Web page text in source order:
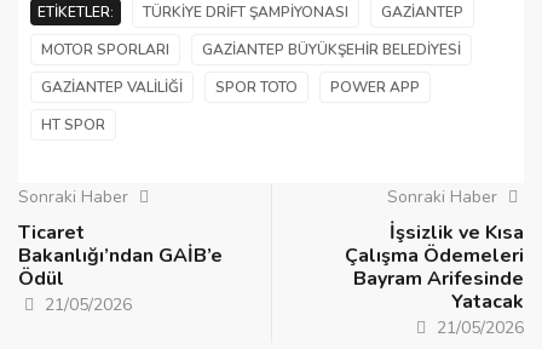
ETIKETLER: TÜRKIYE DRIFT ŞAMPIYONASI
GAZIANTEP
MOTOR SPORLARI
GAZIANTEP BÜYÜKŞEHIR BELEDIYESI
GAZIANTEP VALILIĞI
SPOR TOTO
POWER APP
HT SPOR
Sonraki Haber
Ticaret
Bakanlığı’ndan GAİB’e
Ödül
21/05/2026
Sonraki Haber
İşsizlik ve Kısa
Çalışma Ödemeleri
Bayram Arifesinde
Yatacak
21/05/2026